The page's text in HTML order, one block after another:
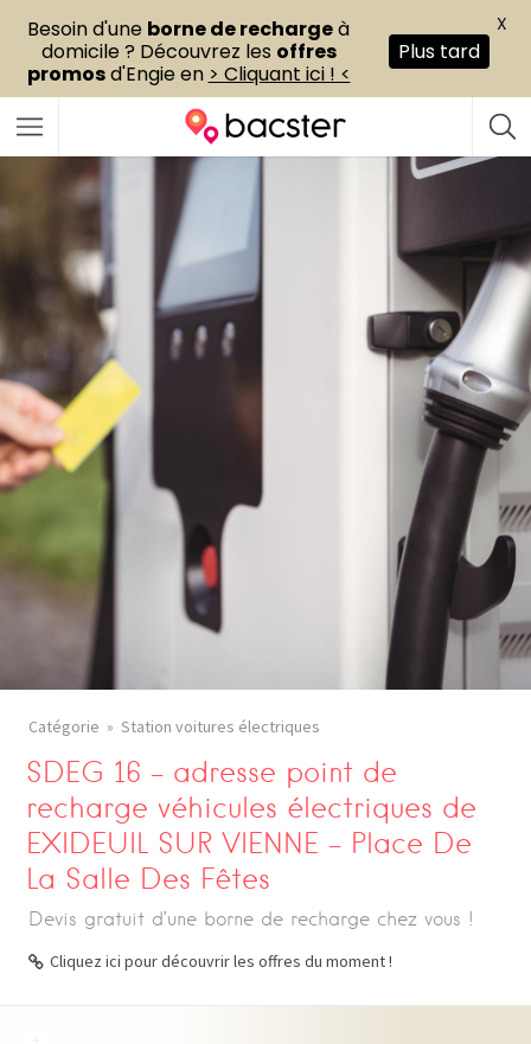
Catégorie Station voitures électriques
SDEG 16 – adresse point de
recharge véhicules électriques de
EXIDEUIL SUR VIENNE – Place De
La Salle Des Fêtes
Devis gratuit d’une borne de recharge chez vous !
Cliquez ici pour découvrir les offres du moment !
Besoin d'une borne de rechargeà
domicile ? Découvrez les offres
promosd'Engie en > Cliquant ici ! <
Plus tard
X